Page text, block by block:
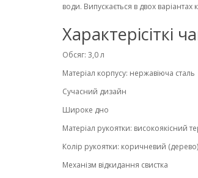
води. Випускається в двох
Характерісіткі
Обсяг: 3,0 л
Матеріал корпусу: нержавіюча сталь
Сучасний дизайн
Широке дно
Матеріал рукоятки: високоякісний
Колір рукоятки: коричневий
Механізм відкидання свистка